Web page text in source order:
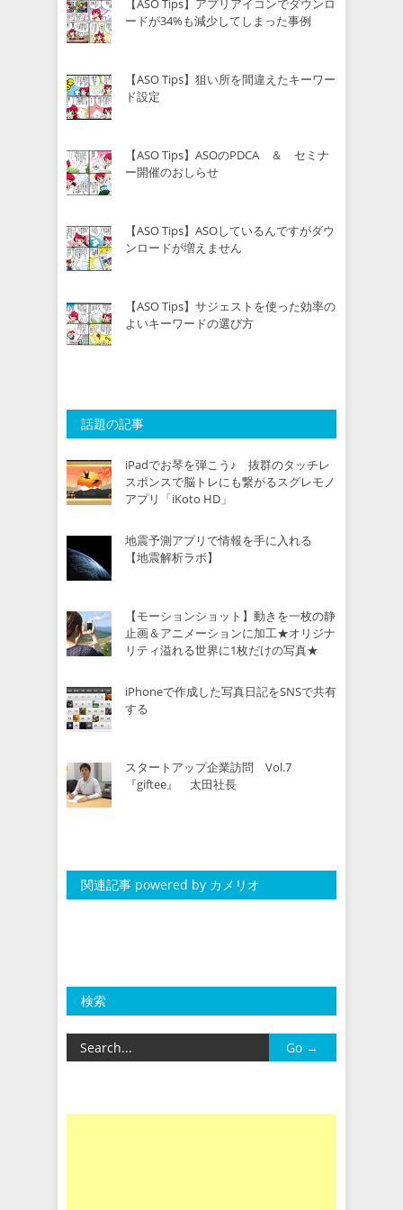
【ASO Tips】アプリアイコンでダウンロ
ードが34%も減少してしまった事例
【ASO Tips】狙い所を間違えたキーワー
ド設定
【ASO Tips】ASOのPDCA ＆ セミナ
ー開催のおしらせ
【ASO Tips】ASOしているんですがダウ
ンロードが増えません
【ASO Tips】サジェストを使った効率の
よいキーワードの選び方
話題の記事
iPadでお琴を弾こう♪ 抜群のタッチレ
スポンスで脳トレにも繋がるスグレモノ
アプリ「iKoto HD」
地震予測アプリで情報を手に入れる
【地震解析ラボ】
【モーションショット】動きを一枚の静
止画＆アニメーションに加工★オリジナ
リティ溢れる世界に1枚だけの写真★
iPhoneで作成した写真日記をSNSで共有
する
スタートアップ企業訪問 Vol.7
『giftee』 太田社長
関連記事 powered by カメリオ
検索